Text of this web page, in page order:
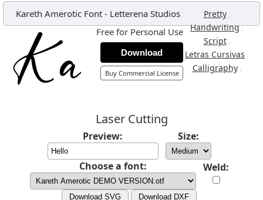
Kareth Amerotic Font- Letterena Studios Pretty ,
Handwriting,
Script ,
Letras Cursivas ,
Calligraphy ,
Free for Personal Use
Download
Buy Commercial License
Laser Cutting
Preview: Size:
Choose a font: Weld:
Download SVG Download DXF